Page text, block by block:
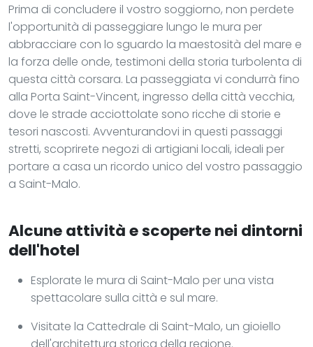
Prima di concludere il vostro soggiorno, non perdete
l'opportunità di passeggiare lungo le mura per
abbracciare con lo sguardo la maestosità del mare e
la forza delle onde, testimoni della storia turbolenta di
questa città corsara. La passeggiata vi condurrà fino
alla Porta Saint-Vincent, ingresso della città vecchia,
dove le strade acciottolate sono ricche di storie e
tesori nascosti. Avventurandovi in questi passaggi
stretti, scoprirete negozi di artigiani locali, ideali per
portare a casa un ricordo unico del vostro passaggio
a Saint-Malo.
Alcune attività e scoperte nei dintorni
dell'hotel
Esplorate le mura di Saint-Malo per una vista
spettacolare sulla città e sul mare.
Visitate la Cattedrale di Saint-Malo, un gioiello
dell'architettura storica della regione.